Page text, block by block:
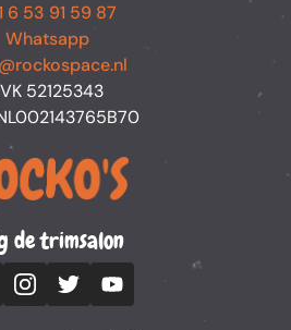
6 53 91 59 87
Whatsapp
52125343
de trimsalon